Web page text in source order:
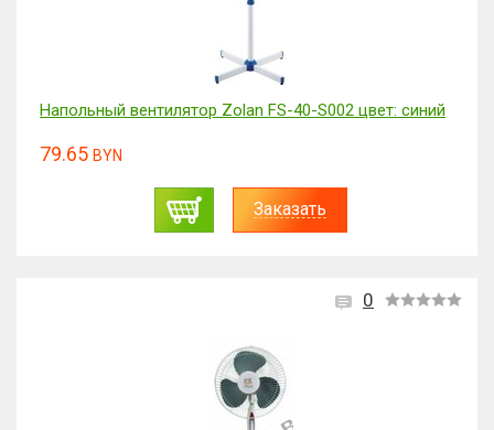
Напольный вентилятор Zolan FS-40-S002 цвет: синий
79.65 BYN
Заказать
0